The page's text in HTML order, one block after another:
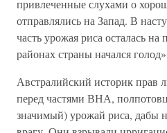
привлеченные слухами о
отправлялись на Запад. В
часть урожая риса осталась
районах страны начался
Австралийский историк прав
перед частями ВНА,
значимый) урожай риса, дабы